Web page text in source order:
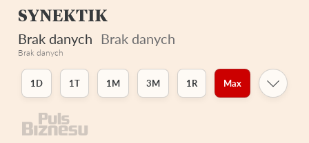
SYNEKTIK
Brak danych Brak danych
Brak danych
1D 1T 1M 3M 1R Max